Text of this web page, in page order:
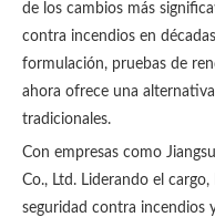
de los cambios más
contra incendios en
formulación, pruebas de
ahora ofrece una
tradicionales.
Con empresas como
Co., Ltd. Liderando el
seguridad contra incendios